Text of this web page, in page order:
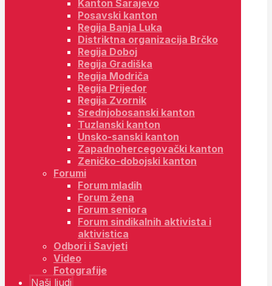
Kanton Sarajevo
Posavski kanton
Regija Banja Luka
Distriktna organizacija Brčko
Regija Doboj
Regija Gradiška
Regija Modriča
Regija Prijedor
Regija Zvornik
Srednjobosanski kanton
Tuzlanski kanton
Unsko-sanski kanton
Zapadnohercegovački kanton
Zeničko-dobojski kanton
Forumi
Forum mladih
Forum žena
Forum seniora
Forum sindikalnih aktivista i
aktivistica
Odbori i Savjeti
Video
Fotografije
Naši ljudi